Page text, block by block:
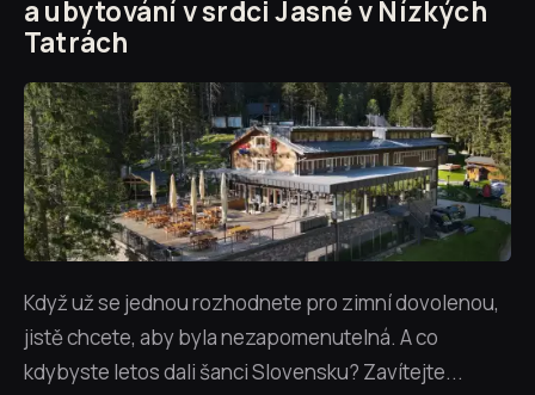
a ubytování v srdci Jasné v Nízkých
Tatrách
Když už se jednou rozhodnete pro zimní dovolenou,
jistě chcete, aby byla nezapomenutelná. A co
kdybyste letos dali šanci Slovensku? Zavítejte...